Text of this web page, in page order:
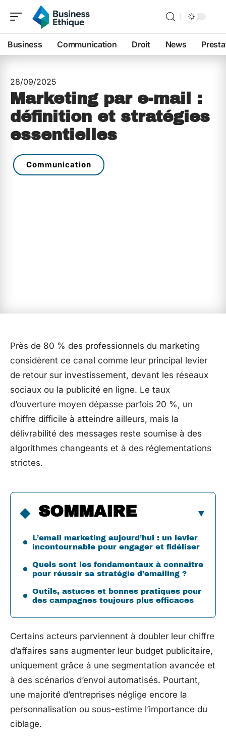
Business Communication Droit News
28/09/2025
Marketing par e-mail :
définition et stratégies
essentielles
Communication
Près de 80 % des professionnels du marketing
considèrent ce canal comme leur principal levier
de retour sur investissement, devant les réseaux
sociaux ou la publicité en ligne. Le taux
d’ouverture moyen dépasse parfois 20 %, un
chiffre difficile à atteindre ailleurs, mais la
délivrabilité des messages reste soumise à des
algorithmes changeants et à des réglementations
strictes.
SOMMAIRE
L’email marketing aujourd’hui : un levier
incontournable pour engager et fidéliser
Quels sont les fondamentaux à connaître
pour réussir sa stratégie d’emailing ?
Outils, astuces et bonnes pratiques pour
des campagnes toujours plus efficaces
Certains acteurs parviennent à doubler leur chiffre
d’affaires sans augmenter leur budget publicitaire,
uniquement grâce à une segmentation avancée et
à des scénarios d’envoi automatisés. Pourtant,
une majorité d’entreprises néglige encore la
personnalisation ou sous-estime l’importance du
ciblage.